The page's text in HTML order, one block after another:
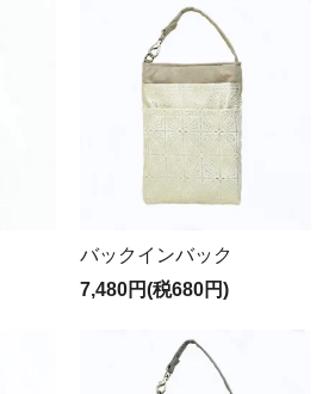
バックインバック
7,480円(税680円)